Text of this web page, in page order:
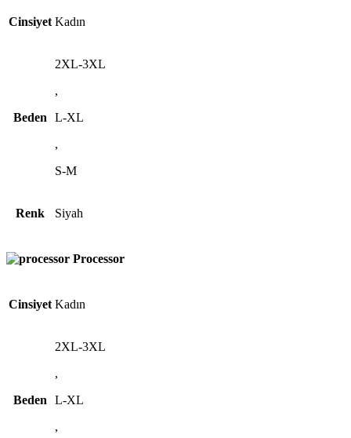
Cinsiyet Kadın
Beden
2XL-3XL
,
L-XL
,
S-M
Renk Siyah
Processor
Cinsiyet Kadın
Beden
2XL-3XL
,
L-XL
,